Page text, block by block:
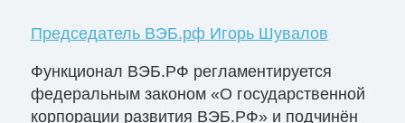
Председатель ВЭБ.рф Игорь Шувалов
Функционал ВЭБ.РФ регламентируется
федеральным законом «О государственной
корпорации развития ВЭБ.РФ» и подчинён